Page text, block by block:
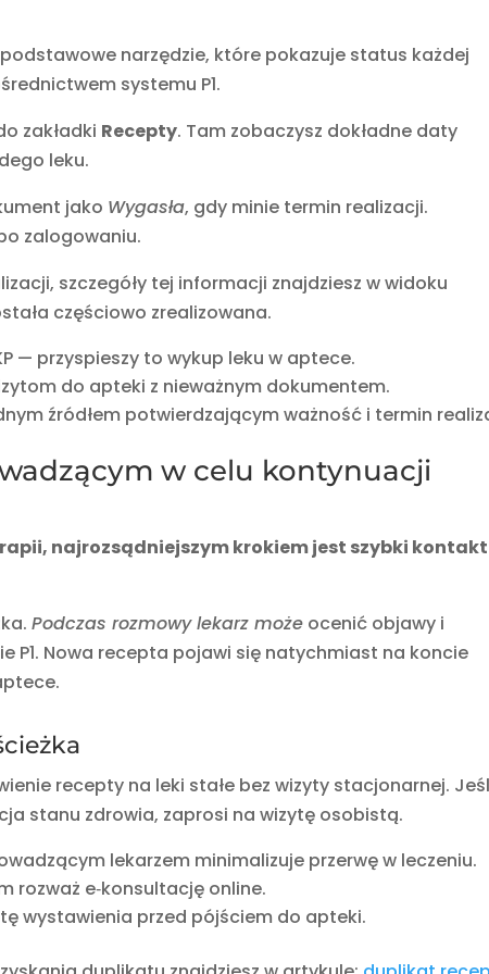
narzędzie, które pokazuje status każdej
systemu P1.
zakładki Recepty. Tam zobaczysz dokładne daty
leku.
jako Wygasła, gdy minie termin realizacji.
zalogowaniu.
szczegóły tej informacji znajdziesz w widoku
częściowo zrealizowana.
— przyspieszy to wykup leku w aptece.
do apteki z nieważnym dokumentem.
źródłem potwierdzającym ważność i termin
w celu kontynuacji
najrozsądniejszym krokiem jest szybki
Podczas rozmowy lekarz może ocenić objawy i
P1. Nowa recepta pojawi się natychmiast na koncie
recepty na leki stałe bez wizyty stacjonarnej.
stanu zdrowia, zaprosi na wizytę osobistą.
lekarzem minimalizuje przerwę w leczeniu.
rozważ e‑konsultację online.
wystawienia przed pójściem do apteki.